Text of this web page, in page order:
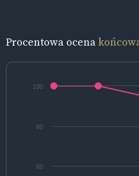
Procentowa ocena
60
80
100